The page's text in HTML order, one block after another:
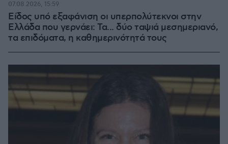
Είδος υπό εξαφάνιση οι υπερπολύτεκνοι στην
Ελλάδα που γερνάει: Τα... δύο ταψιά μεσημεριανό,
τα επιδόματα, η καθημερινότητά τους
07.08.2026, 15:59